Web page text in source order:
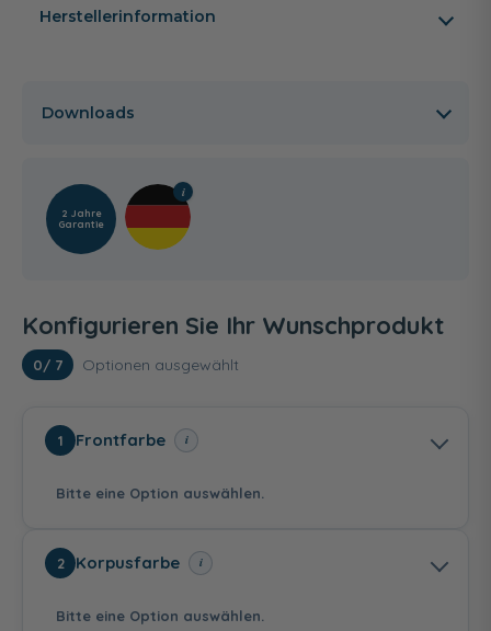
Herstellerinformation
Downloads
2 Jahre
Garantie
Konfigurieren Sie Ihr Wunschprodukt
0/ 7 Optionen ausgewählt
1 Frontfarbe i
Bitte eine Option auswählen.
2 Korpusfarbe i
Bitte eine Option auswählen.